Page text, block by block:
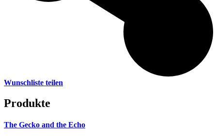
Wunschliste teilen
Produkte
The Gecko and the Echo